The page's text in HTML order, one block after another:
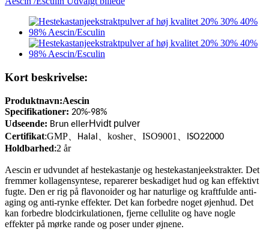
Kort beskrivelse:
Produktnavn:Aescin
Specifikationer: 20%-98%
Udseende: Brun ellerHvidt pulver
Certifikat:GMP Halal kosher、 ISO9001 ISO22000
Holdbarhed:2 år
Aescin er udvundet af hestekastanje og hestekastanjeekstrakter. Det
fremmer kollagensyntese, reparerer beskadiget hud og kan effektivt
fugte. Den er rig på flavonoider og har naturlige og kraftfulde anti-
aging og anti-rynke effekter. Det kan forbedre noget øjenhud. Det
kan forbedre blodcirkulationen, fjerne cellulite og have nogle
effekter på mørke rande og poser under øjnene.